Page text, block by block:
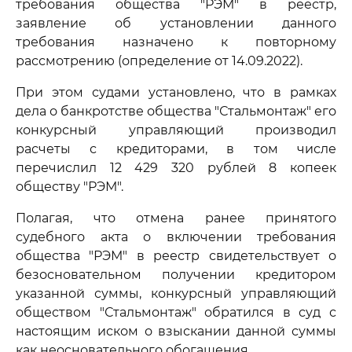
требования общества "РЭМ" в реестр,
заявление об установлении данного
требования назначено к повторному
рассмотрению (определение от 14.09.2022).
При этом судами установлено, что в рамках
дела о банкротстве общества "Стальмонтаж" его
конкурсный управляющий производил
расчеты с кредиторами, в том числе
перечислил 12 429 320 рублей 8 копеек
обществу "РЭМ".
Полагая, что отмена ранее принятого
судебного акта о включении требования
общества "РЭМ" в реестр свидетельствует о
безосновательном получении кредитором
указанной суммы, конкурсный управляющий
обществом "Стальмонтаж" обратился в суд с
настоящим иском о взыскании данной суммы